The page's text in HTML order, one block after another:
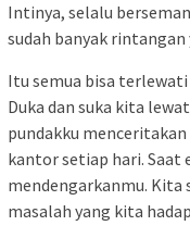
Intinya, selalu
sudah banyak rintangan
Itu semua bisa
Duka dan suka kita
pundakku
kantor setiap hari. Saat
mendengarkanmu. Kita
masalah yang kita